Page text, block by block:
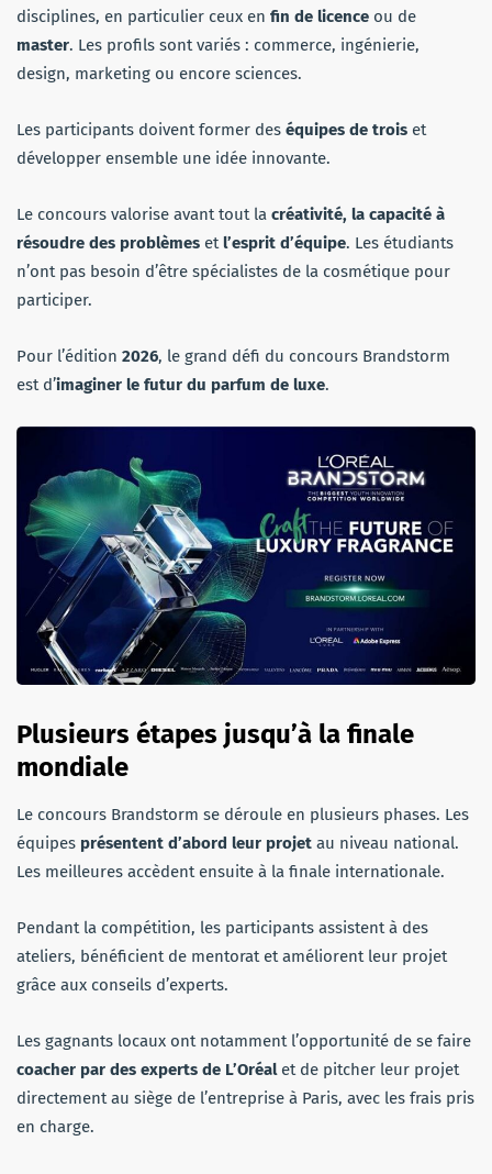
disciplines, en particulier ceux en fin de licence ou de
master. Les profils sont variés : commerce, ingénierie,
design, marketing ou encore sciences.
Les participants doivent former des équipes de trois et
développer ensemble une idée innovante.
Le concours valorise avant tout la créativité, la capacité à
résoudre des problèmes etl’esprit d’équipe. Les étudiants
n’ont pas besoin d’être spécialistes de la cosmétique pour
participer.
Pour l’édition 2026, le grand défi du concours Brandstorm
est d’imaginer le futur du parfum de luxe.
Plusieurs étapes jusqu’à la finale
mondiale
Le concours Brandstorm se déroule en plusieurs phases. Les
équipes présentent d’abord leur projet au niveau national.
Les meilleures accèdent ensuite à la finale internationale.
Pendant la compétition, les participants assistent à des
ateliers, bénéficient de mentorat et améliorent leur projet
grâce aux conseils d’experts.
Les gagnants locaux ont notamment l’opportunité de se faire
coacher par des experts de L’Oréal et de pitcher leur projet
directement au siège de l’entreprise à Paris, avec les frais pris
en charge.